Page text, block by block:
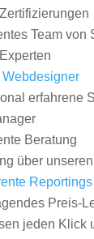
Team von
Webdesigner
erfahrene
Beratung
über
Reportings
Preis-
jeden Klick